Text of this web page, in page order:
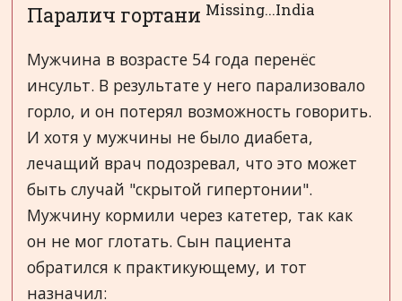
Паралич гортани Missing...India
Мужчина в возрасте 54 года перенёс
инсульт. В результате у него парализовало
горло, и он потерял возможность говорить.
И хотя у мужчины не было диабета,
лечащий врач подозревал, что это может
быть случай "скрытой гипертонии".
Мужчину кормили через катетер, так как
он не мог глотать. Сын пациента
обратился к практикующему, и тот
назначил: